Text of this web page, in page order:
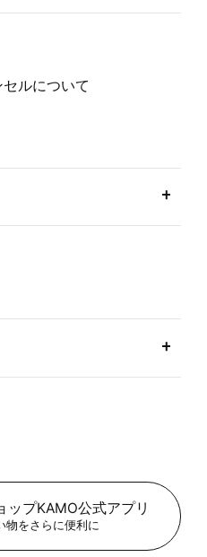
ルについて
ップKAMO公式アプリ
物をさらに便利に